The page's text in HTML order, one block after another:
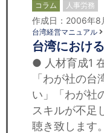
コラム 人事労務
作成日：2006年8
台湾経営マニュアル
台湾におけ
● 人材育成1
「わが社の
い」「わが社
スキルが不足
聴き致します